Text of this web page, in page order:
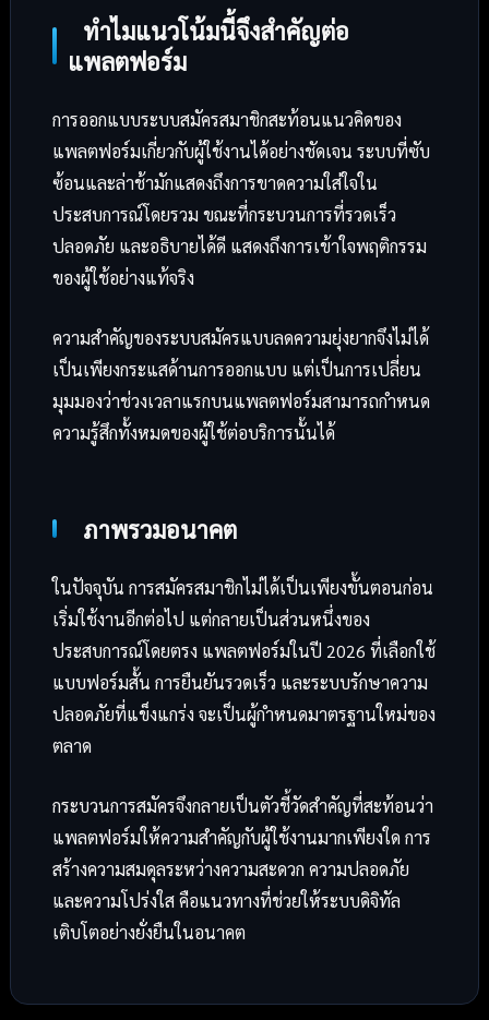
ทำไมแนวโน้มนี้จึงสำคัญต่อ
แพลตฟอร์ม
การออกแบบระบบสมัครสมาชิกสะท้อนแนวคิดของ
แพลตฟอร์มเกี่ยวกับผู้ใช้งานได้อย่างชัดเจน ระบบที่ซับ
ซ้อนและล่าช้ามักแสดงถึงการขาดความใส่ใจใน
ประสบการณ์โดยรวม ขณะที่กระบวนการที่รวดเร็ว
ปลอดภัย และอธิบายได้ดี แสดงถึงการเข้าใจพฤติกรรม
ของผู้ใช้อย่างแท้จริง
ความสำคัญของระบบสมัครแบบลดความยุ่งยากจึงไม่ได้
เป็นเพียงกระแสด้านการออกแบบ แต่เป็นการเปลี่ยน
มุมมองว่าช่วงเวลาแรกบนแพลตฟอร์มสามารถกำหนด
ความรู้สึกทั้งหมดของผู้ใช้ต่อบริการนั้นได้
ภาพรวมอนาคต
ในปัจจุบัน การสมัครสมาชิกไม่ได้เป็นเพียงขั้นตอนก่อน
เริ่มใช้งานอีกต่อไป แต่กลายเป็นส่วนหนึ่งของ
ประสบการณ์โดยตรง แพลตฟอร์มในปี 2026 ที่เลือกใช้
แบบฟอร์มสั้น การยืนยันรวดเร็ว และระบบรักษาความ
ปลอดภัยที่แข็งแกร่ง จะเป็นผู้กำหนดมาตรฐานใหม่ของ
ตลาด
กระบวนการสมัครจึงกลายเป็นตัวชี้วัดสำคัญที่สะท้อนว่า
แพลตฟอร์มให้ความสำคัญกับผู้ใช้งานมากเพียงใด การ
สร้างความสมดุลระหว่างความสะดวก ความปลอดภัย
และความโปร่งใส คือแนวทางที่ช่วยให้ระบบดิจิทัล
เติบโตอย่างยั่งยืนในอนาคต